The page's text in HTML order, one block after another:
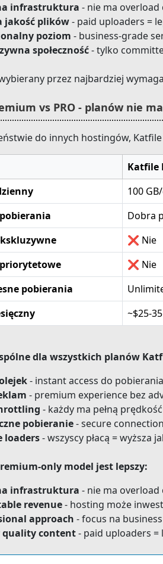
infrastruktura - nie ma
jakość plików- paid uploaders =
poziom - business-grade
społeczność- tylko
przez najbardziej
vs PRO - planów nie
do innych hostingów,
Katfile
100
Dobra
❌ Nie
❌ Nie
pobierania
~$25-35
dla wszystkich planów
- instant access do pobierania
- premium experience bez
- każdy ma pełną prędkość
pobieranie- secure
loaders- wszyscy płacą = wyższa
only model jest lepszy:
infrastruktura - nie ma
revenue- hosting może
approach - focus na
quality content- paid uploaders =